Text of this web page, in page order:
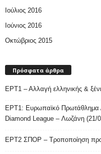
Ιούλιος 2016
Ιούνιος 2016
Οκτώβριος 2015
Πρόσφατα άρθρα
ΕΡΤ1 – Αλλαγή ελληνικής &
ΕΡΤ1: Ευρωπαϊκό Πρωτάθλημα
Diamond League – Λωζάνη (21/
ΕΡΤ2 ΣΠΟΡ – Τροποποίηση